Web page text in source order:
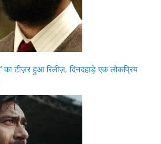
का टीज़र हुआ रिलीज़, दिनदहाड़े एक लोकप्रिय